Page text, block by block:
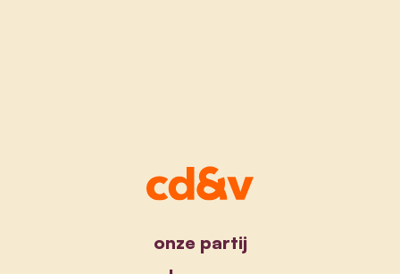
onze partij